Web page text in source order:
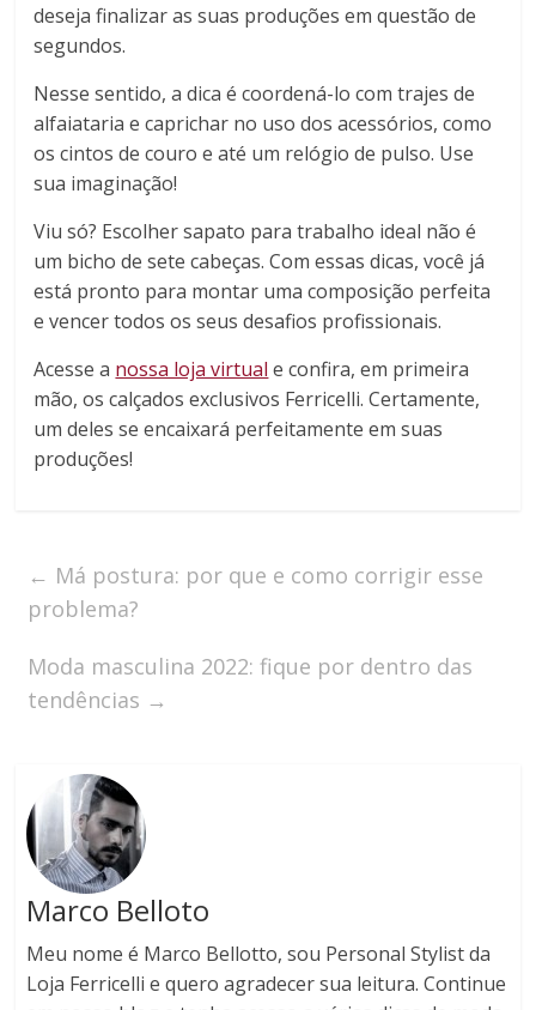
deseja finalizar as suas produções em questão de
segundos.
Nesse sentido, a dica é coordená-lo com trajes de
alfaiataria e caprichar no uso dos acessórios, como
os cintos de couro e até um relógio de pulso. Use
sua imaginação!
Viu só? Escolher sapato para trabalho ideal não é
um bicho de sete cabeças. Com essas dicas, você já
está pronto para montar uma composição perfeita
e vencer todos os seus desafios profissionais.
Acesse a nossa loja virtual e confira, em primeira
mão, os calçados exclusivos Ferricelli. Certamente,
um deles se encaixará perfeitamente em suas
produções!
← Má postura: por que e como corrigir esse
problema?
Moda masculina 2022: fique por dentro das
tendências →
Marco Belloto
Meu nome é Marco Bellotto, sou Personal Stylist da
Loja Ferricelli e quero agradecer sua leitura. Continue